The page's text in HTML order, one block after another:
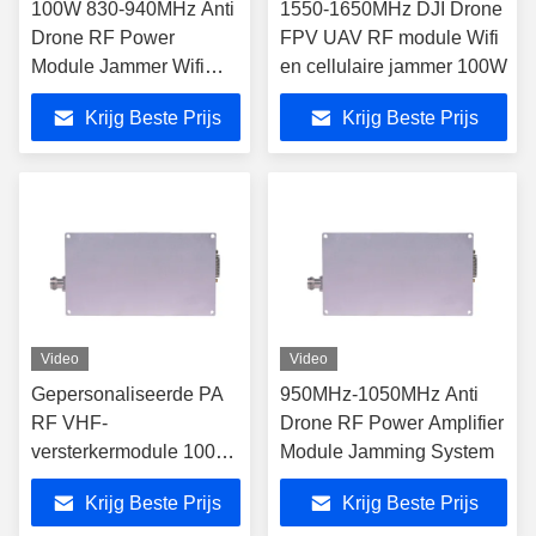
100W 830-940MHz Anti
Drone RF Power
Module Jammer Wifi
Signal Voor DJI Drone
FPV UAV C-UAS
Krijg Beste Prijs
1550-1650MHz DJI Drone
FPV UAV RF module Wifi
en cellulaire jammer 100W
Krijg Beste Prijs
Video
Gepersonaliseerde PA
RF VHF-
versterkermodule 100W
1340-1450MHz
Krijg Beste Prijs
Video
950MHz-1050MHz Anti
Drone RF Power Amplifier
Module Jamming System
Krijg Beste Prijs